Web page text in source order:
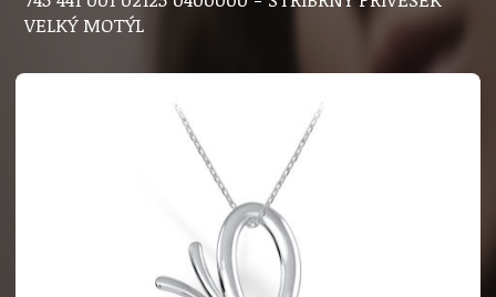
VELKÝ MOTÝL